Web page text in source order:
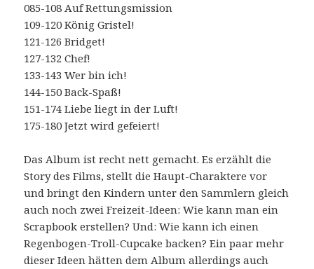
085-108 Auf Rettungsmission
109-120 König Gristel!
121-126 Bridget!
127-132 Chef!
133-143 Wer bin ich!
144-150 Back-Spaß!
151-174 Liebe liegt in der Luft!
175-180 Jetzt wird gefeiert!
Das Album ist recht nett gemacht. Es erzählt die
Story des Films, stellt die Haupt-Charaktere vor
und bringt den Kindern unter den Sammlern gleich
auch noch zwei Freizeit-Ideen: Wie kann man ein
Scrapbook erstellen? Und: Wie kann ich einen
Regenbogen-Troll-Cupcake backen? Ein paar mehr
dieser Ideen hätten dem Album allerdings auch